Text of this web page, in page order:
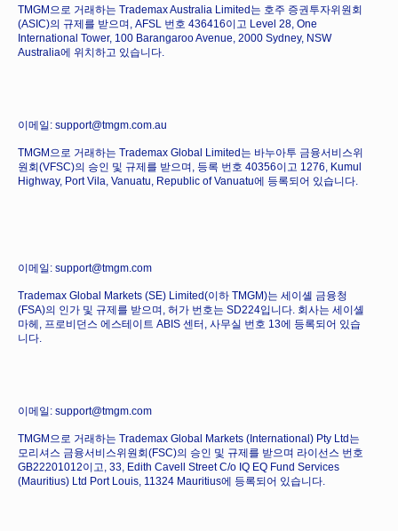
TMGM으로 거래하는 Trademax Australia Limited는 호주 증권투자위원회
(ASIC)의 규제를 받으며, AFSL 번호 436416이고 Level 28, One
International Tower, 100 Barangaroo Avenue, 2000 Sydney, NSW
Australia에 위치하고 있습니다.
이메일: support@tmgm.com.au
TMGM으로 거래하는 Trademax Global Limited는 바누아투 금융서비스위
원회(VFSC)의 승인 및 규제를 받으며, 등록 번호 40356이고 1276, Kumul
Highway, Port Vila, Vanuatu, Republic of Vanuatu에 등록되어 있습니다.
이메일: support@tmgm.com
Trademax Global Markets (SE) Limited(이하 TMGM)는 세이셸 금융청
(FSA)의 인가 및 규제를 받으며, 허가 번호는 SD224입니다. 회사는 세이셸
마헤, 프로비던스 에스테이트 ABIS 센터, 사무실 번호 13에 등록되어 있습
니다.
이메일: support@tmgm.com
TMGM으로 거래하는 Trademax Global Markets (International) Pty Ltd는
모리셔스 금융서비스위원회(FSC)의 승인 및 규제를 받으며 라이선스 번호
GB22201012이고, 33, Edith Cavell Street C/o IQ EQ Fund Services
(Mauritius) Ltd Port Louis, 11324 Mauritius에 등록되어 있습니다.